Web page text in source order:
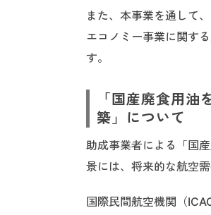
また、本事業を通して
エコノミー事業に関す
す。
「国産廃食用
築」について
助成事業者による「国
景には、将来的な航空
国際民間航空機関（